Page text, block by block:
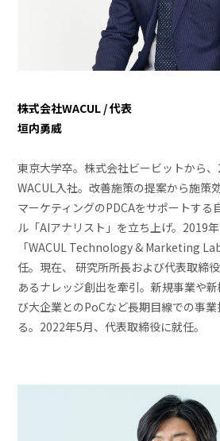
株式会社WACUL / 代表
垣内勇威
東京大学卒。株式会社ビービットから
WACUL入社。改善施策の提案から施策
マーケティングのPDCAをサポートする
ル「AIアナリスト」を立ち上げ。2019
「WACUL Technology & Marketing
任。現在、 研究所所長および代表取締
あるナレッジ創出を牽引。新規事業や
び大企業とのPoCなど長期目線での事
る。2022年5月、代表取締役に就任。